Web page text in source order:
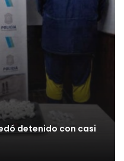
detenido con casi